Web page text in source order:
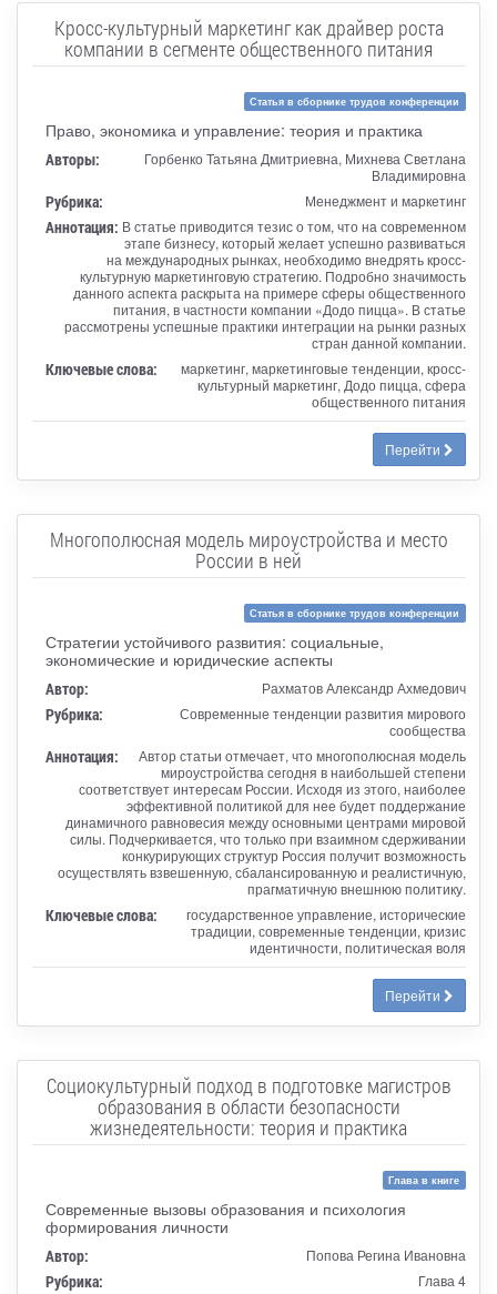
Кросс-культурный маркетинг как драйвер роста
компании в сегменте общественного питания
Статья в сборнике трудов конференции
Право, экономика и управление: теория и практика
Авторы:
Горбенко Татьяна Дмитриевна, Михнева Светлана
Владимировна
Рубрика: Менеджмент и маркетинг
Аннотация: В статье приводится тезис о том, что на современном
этапе бизнесу, который желает успешно развиваться
на международных рынках, необходимо внедрять кросс-
культурную маркетинговую стратегию. Подробно значимость
данного аспекта раскрыта на примере сферы общественного
питания, в частности компании «Додо пицца». В статье
рассмотрены успешные практики интеграции на рынки разных
стран данной компании.
Ключевые слова:
маркетинг, маркетинговые тенденции, кросс-
культурный маркетинг, Додо пицца, сфера
общественного питания
Перейти
Многополюсная модель мироустройства и место
России в ней
Статья в сборнике трудов конференции
Стратегии устойчивого развития: социальные,
экономические и юридические аспекты
Автор: Рахматов Александр Ахмедович
Рубрика:
Современные тенденции развития мирового
сообщества
Аннотация:
Автор статьи отмечает, что многополюсная модель
мироустройства сегодня в наибольшей степени
соответствует интересам России. Исходя из этого, наиболее
эффективной политикой для нее будет поддержание
динамичного равновесия между основными центрами мировой
силы. Подчеркивается, что только при взаимном сдерживании
конкурирующих структур Россия получит возможность
осуществлять взвешенную, сбалансированную и реалистичную,
прагматичную внешнюю политику.
Ключевые слова:
государственное управление, исторические
традиции, современные тенденции, кризис
идентичности, политическая воля
Перейти
Социокультурный подход в подготовке магистров
образования в области безопасности
жизнедеятельности: теория и практика
Глава в книге
Современные вызовы образования и психология
формирования личности
Автор: Попова Регина Ивановна
Рубрика: Глава 4